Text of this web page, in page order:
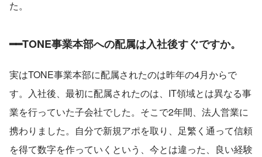
た。
━━TONE事業本部への配属は入社後すぐですか。
実はTONE事業本部に配属されたのは昨年の4月からで
す。入社後、最初に配属されたのは、IT領域とは異なる事
業を行っていた子会社でした。そこで2年間、法人営業に
携わりました。自分で新規アポを取り、足繁く通って信頼
を得て数字を作っていくという、今とは違った、良い経験